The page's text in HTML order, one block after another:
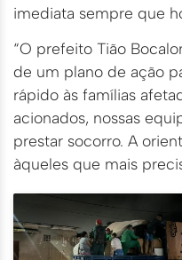
imediata sempre que
“O prefeito Tião
de um plano de ação
rápido às famílias
acionados, nossas
prestar socorro. A
àqueles que mais